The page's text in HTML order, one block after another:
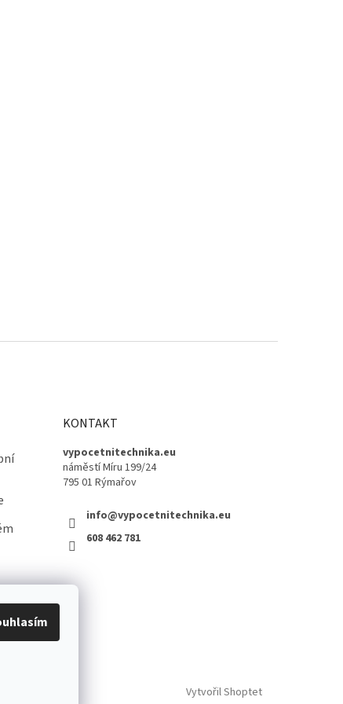
KONTAKT
vypocetnitechnika.eu
náměstí Míru 199/24
795 01 Rýmařov
info@vypocetnitechnika.eu
608 462 781
Vytvořil Shoptet